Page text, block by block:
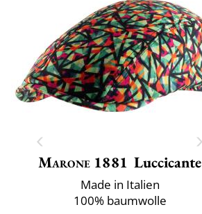
Marone 1881 Luccicante
Made in Italien
100% baumwolle